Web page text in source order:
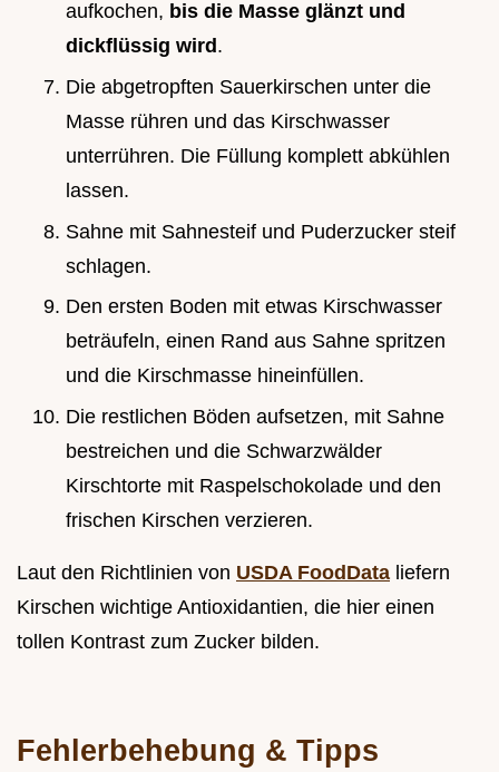
aufkochen, bis die Masse glänzt und
dickflüssig wird .
Die abgetropften Sauerkirschen unter die
Masse rühren und das Kirschwasser
unterrühren. Die Füllung komplett abkühlen
lassen.
Sahne mit Sahnesteif und Puderzucker steif
schlagen.
Den ersten Boden mit etwas Kirschwasser
beträufeln, einen Rand aus Sahne spritzen
und die Kirschmasse hineinfüllen.
Die restlichen Böden aufsetzen, mit Sahne
bestreichen und die Schwarzwälder
Kirschtorte mit Raspelschokolade und den
frischen Kirschen verzieren.
Laut den Richtlinien von USDA FoodData liefern
Kirschen wichtige Antioxidantien, die hier einen
tollen Kontrast zum Zucker bilden.
Fehlerbehebung & Tipps